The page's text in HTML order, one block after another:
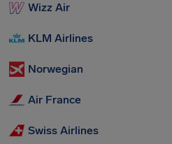
Wizz Air
KLM Airlines
Norwegian
Air France
Swiss Airlines